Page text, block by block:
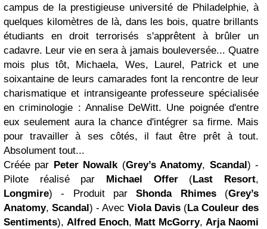
campus de la prestigieuse université de Philadelphie, à
quelques kilomètres de là, dans les bois, quatre brillants
étudiants en droit terrorisés s'apprêtent à brûler un
cadavre. Leur vie en sera à jamais bouleversée... Quatre
mois plus tôt, Michaela, Wes, Laurel, Patrick et une
soixantaine de leurs camarades font la rencontre de leur
charismatique et intransigeante professeure spécialisée
en criminologie : Annalise DeWitt. Une poignée d'entre
eux seulement aura la chance d'intégrer sa firme. Mais
pour travailler à ses côtés, il faut être prêt à tout.
Absolument tout...
Créée par Peter Nowalk(Grey’s Anatomy, Scandal) -
Pilote réalisé par Michael Offer(Last Resort,
Longmire) - Produit parShonda Rhimes(Grey’s
Anatomy, Scandal) - Avec Viola Davis (La Couleur des
Sentiments), Alfred Enoch, Matt McGorry, Arja Naomi